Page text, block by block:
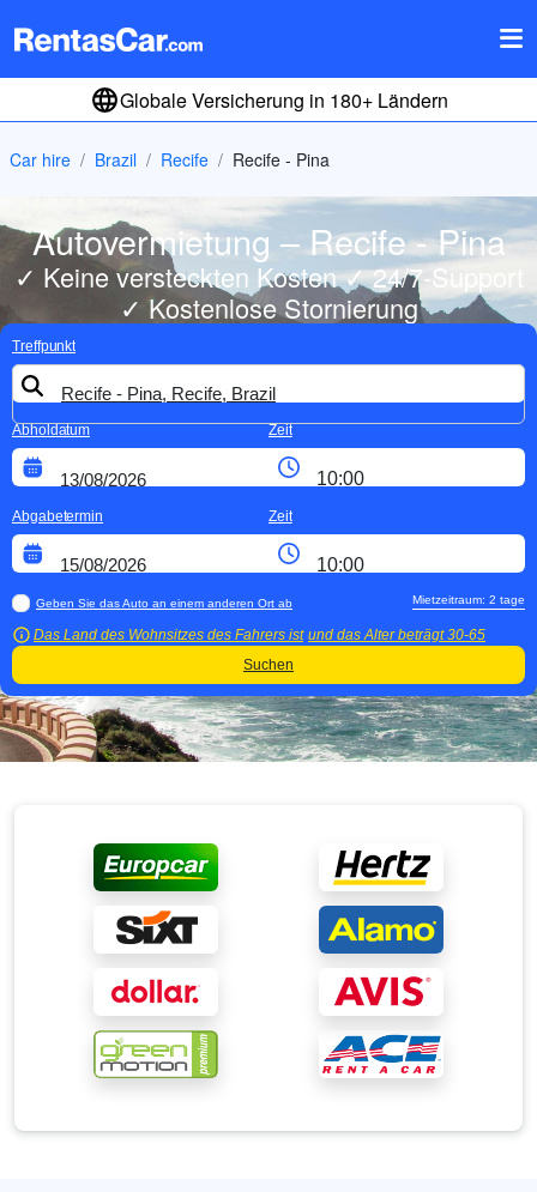
Globale Versicherung in 180+ Ländern
Car hire Brazil Recife Recife - Pina
Autovermietung – Recife - Pina
✓ Keine versteckten Kosten ✓ 24/7-Support
✓ Kostenlose Stornierung
Treffpunkt
Abholdatum Zeit
Abgabetermin Zeit
Geben Sie das Auto an einem anderen Ort ab
Das Land des Wohnsitzes des Fahrers ist und das Alter beträgt30-65
Mietzeitraum: 2 tage
Suchen